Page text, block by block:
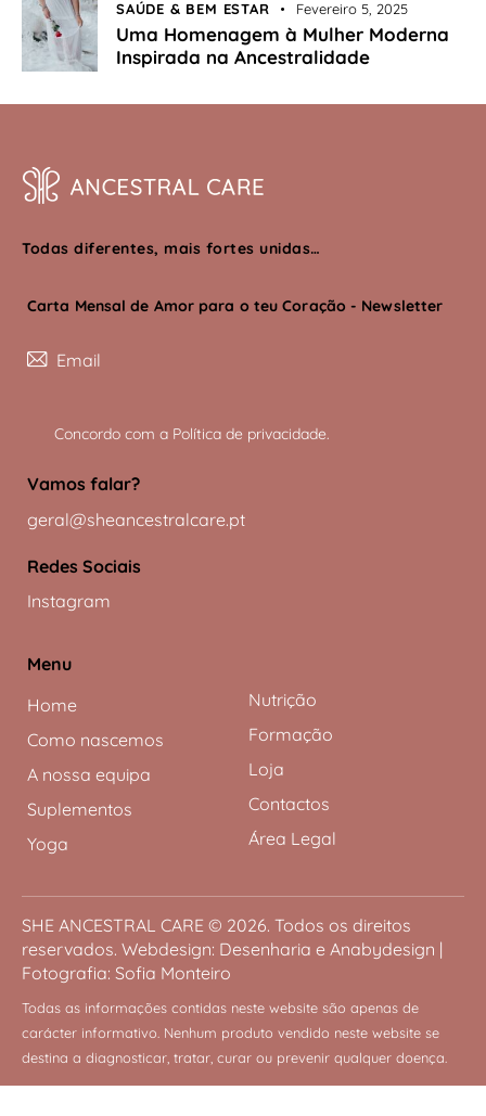
SAÚDE & BEM ESTAR Fevereiro 5, 2025
Uma Homenagem à Mulher Moderna
Inspirada na Ancestralidade
Todas diferentes, mais fortes unidas…
Carta Mensal de Amor para o teu Coração - Newsletter
Concordo com a Política de privacidade.
Vamos falar?
geral@sheancestralcare.pt
Redes Sociais
Instagram
Menu
Home
Como nascemos
A nossa equipa
Suplementos
Yoga
Nutrição
Formação
Loja
Contactos
Área Legal
SHE ANCESTRAL CARE © 2026. Todos os direitos
reservados. Webdesign: Desenharia e Anabydesign |
Fotografia: Sofia Monteiro
Todas as informações contidas neste website são apenas de
carácter informativo. Nenhum produto vendido neste website se
destina a diagnosticar, tratar, curar ou prevenir qualquer doença.